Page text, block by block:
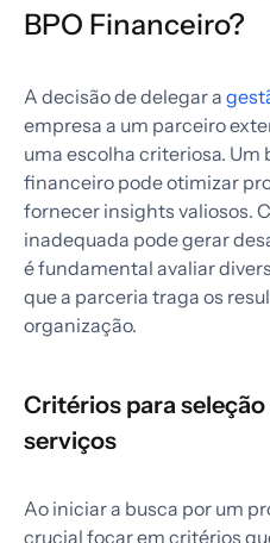
BPO Financeiro?
A decisão de delegar a
empresa a um parceiro
uma escolha criteriosa. Um
financeiro pode otimizar
fornecer insights valiosos.
inadequada pode gerar
é fundamental avaliar
que a parceria traga os
organização.
Critérios para
serviços
Ao iniciar a busca por um
crucial focar em critérios